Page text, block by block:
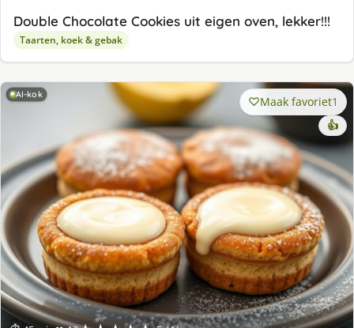
Double Chocolate Cookies uit eigen oven, lekker!!!
Taarten, koek & gebak
AI-kok Maak favoriet1
👍